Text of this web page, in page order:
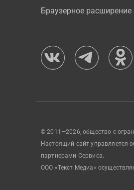
Браузерное расширение
© 2011—2026, общество с
Настоящий сайт управляется
партнерами Сервиса.
ООО «Текст Медиа»